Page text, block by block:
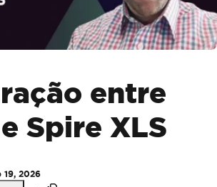
entre
Spire XLS
19, 2026